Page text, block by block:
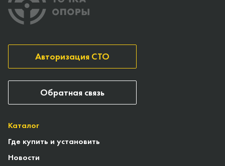
Каталог
Где купить и установить
Новости
Авторизация СТО
Обратная связь